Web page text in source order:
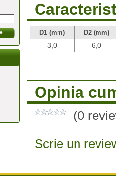
D1 (mm) D2 (mm)
3,0 6,0
Opinia
(0
Scrie un